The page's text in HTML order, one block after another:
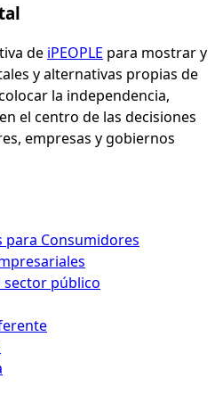
de iPEOPLE para mostrar y
y alternativas propias de
la independencia,
el centro de las decisiones
empresas y gobiernos
Consumidores
sector público